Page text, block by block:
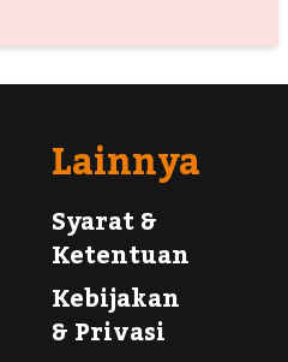
Lainnya
Syarat &
Ketentuan
Kebijakan
& Privasi